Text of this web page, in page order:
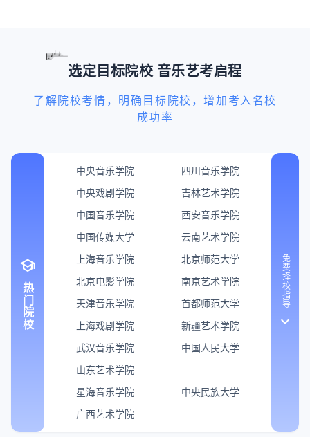
选定目标院校 音乐艺考启程
了解院校考情，明确目标院校，增加考入名校
成功率
school
热门院校
中央音乐学院
四川音乐学院
中央戏剧学院
吉林艺术学院
中国音乐学院
西安音乐学院
中国传媒大学
云南艺术学院
上海音乐学院
北京师范大学
北京电影学院
南京艺术学院
天津音乐学院
首都师范大学
上海戏剧学院
新疆艺术学院
武汉音乐学院
中国人民大学
山东艺术学院
星海音乐学院
中央民族大学
广西艺术学院
免费择校指导
keyboard_arrow_down